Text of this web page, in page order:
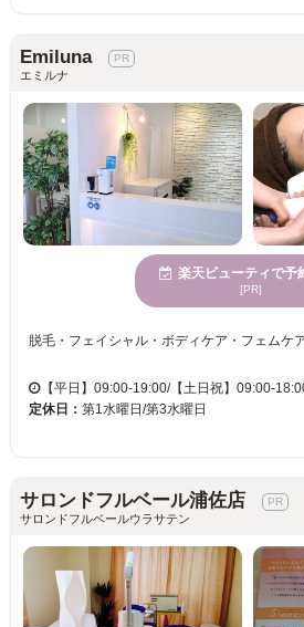
Emiluna
エミルナ
楽天ビューティで予
[PR]
【平日】09:00-19:00/【土日祝】09:00-
定休日： 第1水曜日/第3水曜日
サロンドフルベール浦佐店
サロンドフルベールウラサテン